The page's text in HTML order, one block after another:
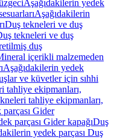
Aşağıdakilerin yedek
Aşağıdakilerin
Duş tekneleri ve duş
tekneleri ve duş
duş
içerikli malzemeden
Aşağıdakilerin yedek
ve küvetler için sıhhi
tahliye ekipmanları,
tahliye ekipmanları,
Gider
parçası Gider kapağıDuş
yedek parçası Duş